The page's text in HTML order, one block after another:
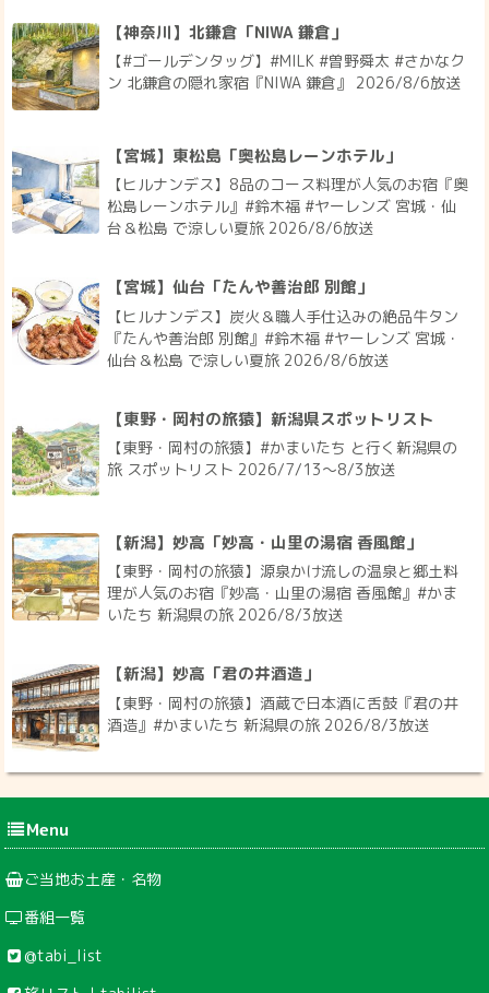
【神奈川】北鎌倉「NIWA 鎌倉」
【#ゴールデンタッグ】#MILK #曽野舜太 #さかなク
ン 北鎌倉の隠れ家宿『NIWA 鎌倉』 2026/8/6放送
【宮城】東松島「奥松島レーンホテル」
【ヒルナンデス】8品のコース料理が人気のお宿『奥
松島レーンホテル』#鈴木福 #ヤーレンズ 宮城・仙
台＆松島 で涼しい夏旅 2026/8/6放送
【宮城】仙台「たんや善治郎 別館」
【ヒルナンデス】炭火＆職人手仕込みの絶品牛タン
『たんや善治郎 別館』#鈴木福 #ヤーレンズ 宮城・
仙台＆松島 で涼しい夏旅 2026/8/6放送
【東野・岡村の旅猿】新潟県スポットリスト
【東野・岡村の旅猿】#かまいたち と行く新潟県の
旅 スポットリスト 2026/7/13〜8/3放送
【新潟】妙高「妙高・山里の湯宿 香風館」
【東野・岡村の旅猿】源泉かけ流しの温泉と郷土料
理が人気のお宿『妙高・山里の湯宿 香風館』#かま
いたち 新潟県の旅 2026/8/3放送
【新潟】妙高「君の井酒造」
【東野・岡村の旅猿】酒蔵で日本酒に舌鼓『君の井
酒造』#かまいたち 新潟県の旅 2026/8/3放送
Menu
ご当地お土産・名物
番組一覧
@tabi_list